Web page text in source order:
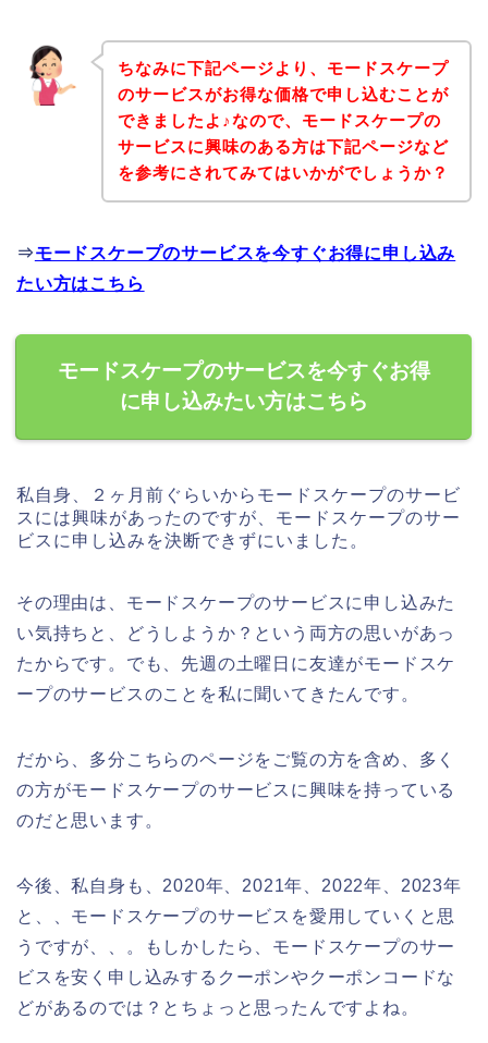
ちなみに下記ページより、モードスケープ
のサービスがお得な価格で申し込むことが
できましたよ♪なので、モードスケープの
サービスに興味のある方は下記ページなど
を参考にされてみてはいかがでしょうか？
⇒モードスケープのサービスを今すぐお得に申し込み
たい方はこちら
モードスケープのサービスを今すぐお得
に申し込みたい方はこちら
私自身、２ヶ月前ぐらいからモードスケープのサービ
スには興味があったのですが、モードスケープのサー
ビスに申し込みを決断できずにいました。
その理由は、モードスケープのサービスに申し込みた
い気持ちと、どうしようか？という両方の思いがあっ
たからです。でも、先週の土曜日に友達がモードスケ
ープのサービスのことを私に聞いてきたんです。
だから、多分こちらのページをご覧の方を含め、多く
の方がモードスケープのサービスに興味を持っている
のだと思います。
今後、私自身も、2020年、2021年、2022年、2023年
と、、モードスケープのサービスを愛用していくと思
うですが、、。もしかしたら、モードスケープのサー
ビスを安く申し込みするクーポンやクーポンコードな
どがあるのでは？とちょっと思ったんですよね。